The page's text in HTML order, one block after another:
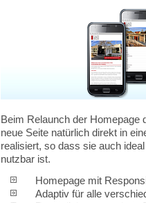
Beim Relaunch der Homepage
neue Seite natürlich direkt in
realisiert, so dass sie auch
nutzbar ist.
Homepage mit
Adaptiv für alle